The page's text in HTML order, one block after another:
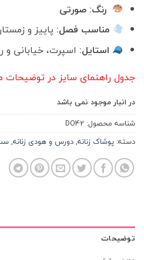
رنگ: صورتی
مناسب فصل:پاییز و زمستان
استایل:اسپرت، خیابانی و روزمره
راهنمای سایز در توضیحات محصول
موجود نمی باشد
محصول: DO42
پوشاک زنانه,دورس و هودی زنانه,ست زنانه